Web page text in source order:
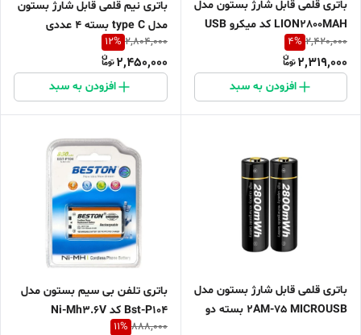
باتری قلمی قابل شارژ بستون مدل
LION2800MAH کد میکرو USB
بسته چهار عددی
2,420,000
4%
2,319,000
افزودن به سبد
باتری نیم قلمی قابل شارژ بستون
مدل type C بسته 4 عددی
2,804,000
12%
2,450,000
افزودن به سبد
باتری قلمی قابل شارژ بستون مدل
2AM-75 MICROUSB بسته دو
باتری تلفن بی سیم بستون مدل
Bst-P104 کد Ni-Mh3.6V
888,000
11%